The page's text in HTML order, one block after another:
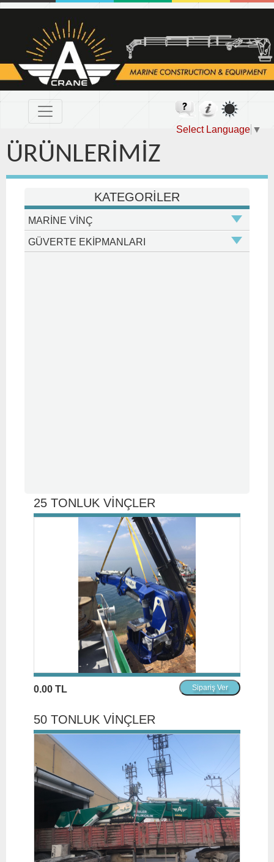
Select Language ▼
ÜRÜNLERİMİZ
KATEGORİLER
MARİNE VİNÇ
GÜVERTE EKİPMANLARI
25 TONLUK VİNÇLER
0.00 TL
50 TONLUK VİNÇLER